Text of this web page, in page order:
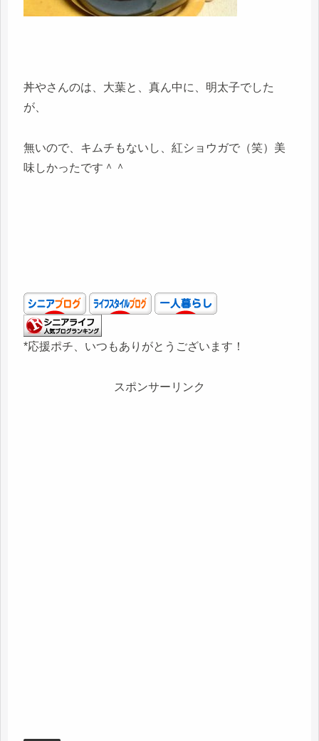
丼やさんのは、大葉と、真ん中に、明太子でした
が、
無いので、キムチもないし、紅ショウガで（笑）美
味しかったです＾＾
*応援ポチ、いつもありがとうございます！
スポンサーリンク